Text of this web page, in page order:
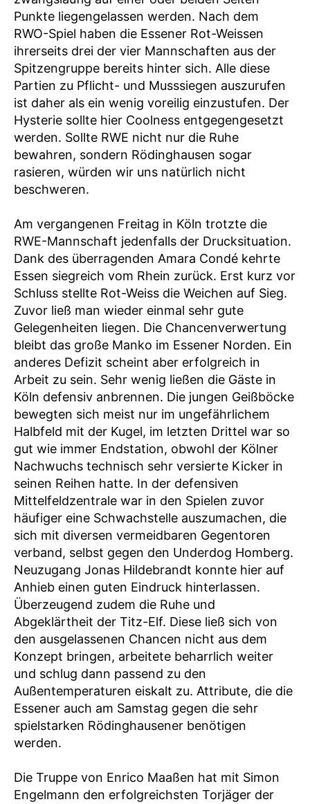
Punkte liegengelassen werden. Nach dem
RWO-Spiel haben die Essener Rot-Weissen
ihrerseits drei der vier Mannschaften aus der
Spitzengruppe bereits hinter sich. Alle diese
Partien zu Pflicht- und Musssiegen auszurufen
ist daher als ein wenig voreilig einzustufen. Der
Hysterie sollte hier Coolness entgegengesetzt
werden. Sollte RWE nicht nur die Ruhe
bewahren, sondern Rödinghausen sogar
rasieren, würden wir uns natürlich nicht
beschweren.
Am vergangenen Freitag in Köln trotzte die
RWE-Mannschaft jedenfalls der Drucksituation.
Dank des überragenden Amara Condé kehrte
Essen siegreich vom Rhein zurück. Erst kurz vor
Schluss stellte Rot-Weiss die Weichen auf Sieg.
Zuvor ließ man wieder einmal sehr gute
Gelegenheiten liegen. Die Chancenverwertung
bleibt das große Manko im Essener Norden. Ein
anderes Defizit scheint aber erfolgreich in
Arbeit zu sein. Sehr wenig ließen die Gäste in
Köln defensiv anbrennen. Die jungen Geißböcke
bewegten sich meist nur im ungefährlichem
Halbfeld mit der Kugel, im letzten Drittel war so
gut wie immer Endstation, obwohl der Kölner
Nachwuchs technisch sehr versierte Kicker in
seinen Reihen hatte. In der defensiven
Mittelfeldzentrale war in den Spielen zuvor
häufiger eine Schwachstelle auszumachen, die
sich mit diversen vermeidbaren Gegentoren
verband, selbst gegen den Underdog Homberg.
Neuzugang Jonas Hildebrandt konnte hier auf
Anhieb einen guten Eindruck hinterlassen.
Überzeugend zudem die Ruhe und
Abgeklärtheit der Titz-Elf. Diese ließ sich von
den ausgelassenen Chancen nicht aus dem
Konzept bringen, arbeitete beharrlich weiter
und schlug dann passend zu den
Außentemperaturen eiskalt zu. Attribute, die die
Essener auch am Samstag gegen die sehr
spielstarken Rödinghausener benötigen
werden.
Die Truppe von Enrico Maaßen hat mit Simon
Engelmann den erfolgreichsten Torjäger der